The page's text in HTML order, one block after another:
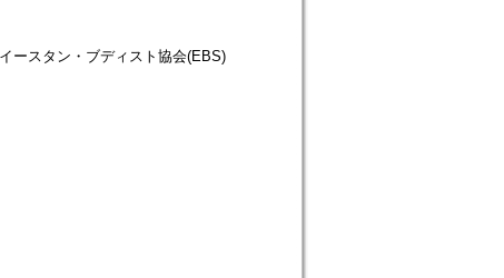
ースタン・ブディスト協会(EBS)